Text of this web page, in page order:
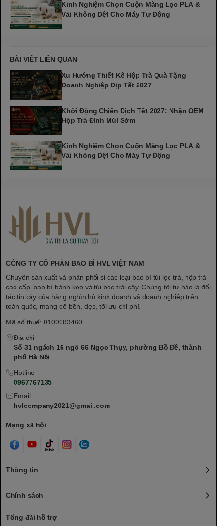
Kinh Nghiệm Chọn Cuộn Màng Lọc PLA &
Vải Không Dệt Cho Máy Tự Động
BÀI VIẾT LIÊN QUAN
Xu Hướng Thiết Kế Hộp Trà Quà Tặng
Doanh Nghiệp Dịp Tết 2027
Khởi Động Chiến Dịch Tết 2027: Nhận OEM
Hộp Trà Đinh Mùi Sớm
Kinh Nghiệm Chọn Cuộn Màng Lọc PLA &
Vải Không Dệt Cho Máy Tự Động
CÔNG TY CỔ PHẦN BAO BÌ HVL VIỆT NAM
Chuyên sản xuất và phân phối sỉ các loại bao bì túi lọc trà, hộp trà
cao cấp, bao bì bánh kẹo và túi bọc trái cây. Chúng tôi tự hào là đối
tác tin cậy của hàng nghìn hộ kinh doanh và doanh nghiệp trên
toàn quốc, mang đế bền, đẹp, tối ưu chi phí.
Mã số thuế: 0109983460
Địa chỉ
Số 31 ngách 16 ngõ 66 Ngọc Thụy, phường Bồ Đề, thành
phố Hà Nội
Hotline
0967767135
Email
hvlcompany2021@gmail.com
Mạng xã hội
Thông tin
Chính sách
Tổng đài hỗ trợ